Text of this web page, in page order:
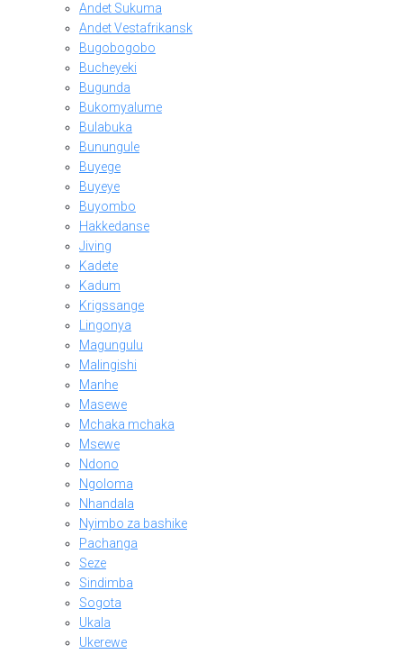
Andet Sukuma
Andet Vestafrikansk
Bugobogobo
Bucheyeki
Bugunda
Bukomyalume
Bulabuka
Bunungule
Buyege
Buyeye
Buyombo
Hakkedanse
Jiving
Kadete
Kadum
Krigssange
Lingonya
Magungulu
Malingishi
Manhe
Masewe
Mchaka mchaka
Msewe
Ndono
Ngoloma
Nhandala
Nyimbo za bashike
Pachanga
Seze
Sindimba
Sogota
Ukala
Ukerewe